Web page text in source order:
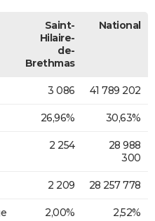
Saint-
Hilaire-
de-
Brethmas
National
3 086 41 789 202
26,96% 30,63%
2 254
28 988
300
2 209 28 257 778
2,00% 2,52%